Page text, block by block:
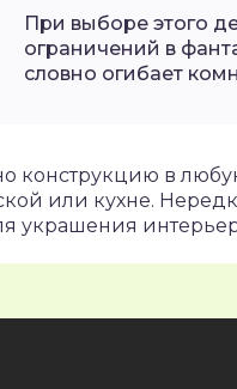
При выборе этого
ограничений в
словно огибает
конструкцию в
или кухне.
украшения